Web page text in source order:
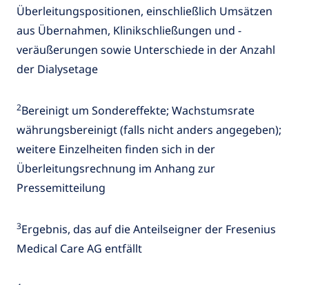
Überleitungspositionen, einschließlich Umsätzen
aus Übernahmen, Klinikschließungen und -
veräußerungen sowie Unterschiede in der Anzahl
der Dialysetage
2Bereinigt um Sondereffekte; Wachstumsrate
währungsbereinigt (falls nicht anders angegeben);
weitere Einzelheiten finden sich in der
Überleitungsrechnung im Anhang zur
Pressemitteilung
3Ergebnis, das auf die Anteilseigner der Fresenius
Medical Care AG entfällt